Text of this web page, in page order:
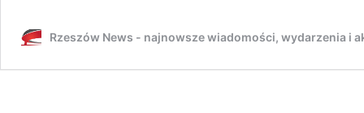
Rzeszów News - najnowsze wiadomości, wydarzenia i